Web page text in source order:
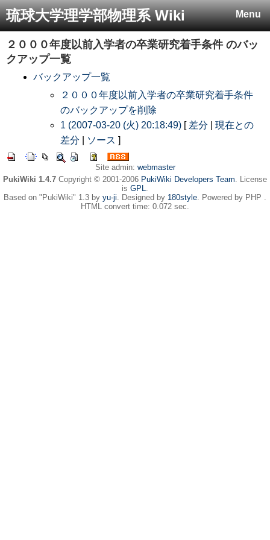
Menu
琉球大学理学部物理系 Wiki
２０００年度以前入学者の卒業研究着手条件のバッ
クアップ一覧
バックアップ一覧
２０００年度以前入学者の卒業研究着手条件
のバックアップを削除
1 (2007-03-20 (火) 20:18:49) [ 差分
現在との
差分
ソース ]
Site admin: webmaster
PukiWiki 1.4.7 Copyright © 2001-2006 PukiWiki Developers Team. License
is GPL.
Based on "PukiWiki" 1.3 by yu-ji. Designed by 180style. Powered by PHP .
HTML convert time: 0.072 sec.